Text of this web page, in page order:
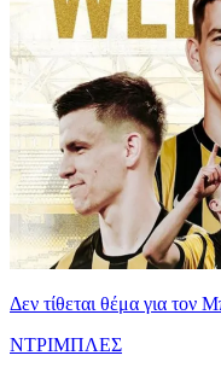
Δεν τίθεται θέμα για τον
ΝΤΡΙΜΠΛΕΣ